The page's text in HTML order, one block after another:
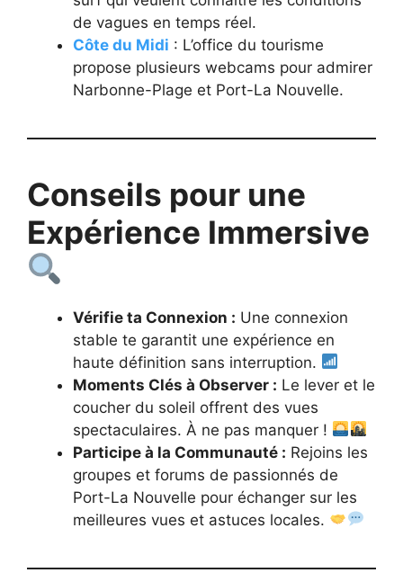
de vagues en temps réel.
Côte du Midi : L’office du tourisme
propose plusieurs webcams pour admirer
Narbonne-Plage et Port-La Nouvelle.
Conseils pour une
Expérience Immersive
Vérifie ta Connexion : Une connexion
stable te garantit une expérience en
haute définition sans interruption.
Moments Clés à Observer : Le lever et le
coucher du soleil offrent des vues
spectaculaires. À ne pas manquer !
Participe à la Communauté : Rejoins les
groupes et forums de passionnés de
Port-La Nouvelle pour échanger sur les
meilleures vues et astuces locales.